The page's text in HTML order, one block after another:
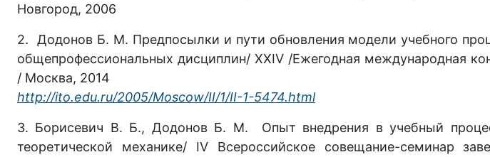
Новгород, 2006
2. Додонов Б. М. Предпосылки и пути обновления модели учебного
общепрофессиональных дисциплин/ XXIV /Ежегодная международная
/ Москва, 2014
http://ito.edu.ru/2005/Moscow/II/1/II-1-5474.html
3. Борисевич В. Б., Додонов Б. М. Опыт внедрения в учебный
теоретической механике/ IV Всероссийское совещание-семинар